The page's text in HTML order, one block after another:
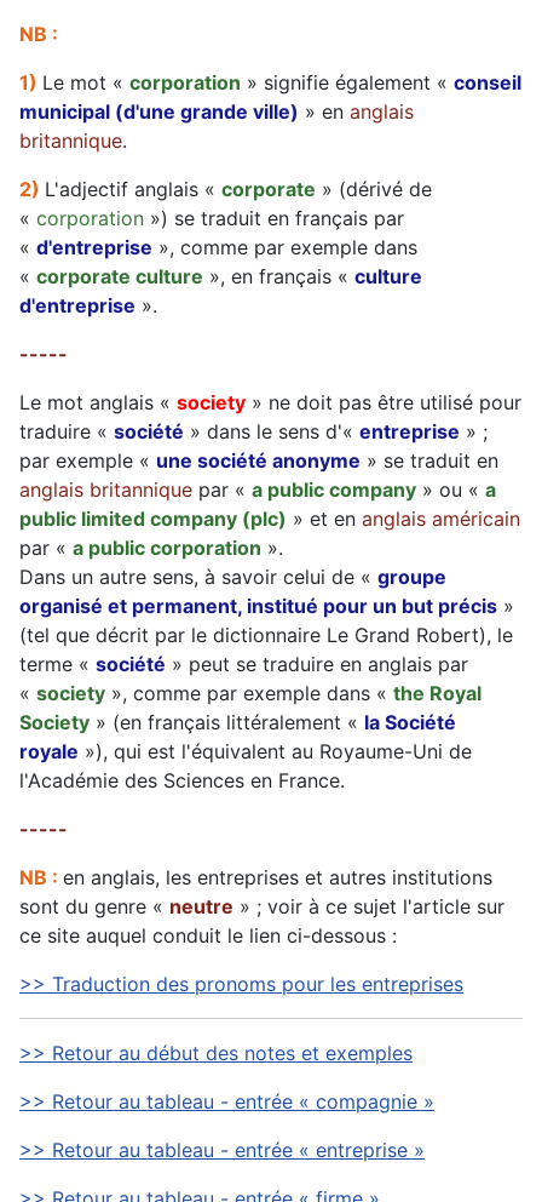
NB :
1) Le mot « corporation » signifie également « conseil
municipal (d'une grande ville) » en anglais
britannique.
2) L'adjectif anglais « corporate » (dérivé de
« corporation ») se traduit en français par
« d'entreprise », comme par exemple dans
« corporate culture », en français « culture
d'entreprise ».
-----
Le mot anglais « society » ne doit pas être utilisé pour
traduire « société » dans le sens d'« entreprise » ;
par exemple « une société anonyme » se traduit en
anglais britannique par « a public company » ou « a
public limited company (plc) » et en anglais américain
par « a public corporation ».
Dans un autre sens, à savoir celui de « groupe
organisé et permanent, institué pour un but précis »
(tel que décrit par le dictionnaire Le Grand Robert), le
terme « société » peut se traduire en anglais par
« society », comme par exemple dans « the Royal
Society » (en français littéralement « la Société
royale »), qui est l'équivalent au Royaume-Uni de
l'Académie des Sciences en France.
-----
NB : en anglais, les entreprises et autres institutions
sont du genre « neutre » ; voir à ce sujet l'article sur
ce site auquel conduit le lien ci-dessous :
>> Traduction des pronoms pour les entreprises
>> Retour au début des notes et exemples
>> Retour au tableau - entrée « compagnie »
>> Retour au tableau - entrée « entreprise »